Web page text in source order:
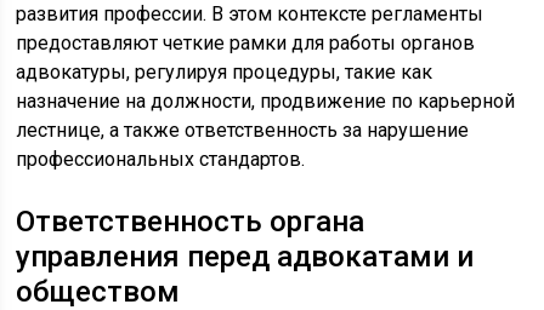
развития профессии. В этом контексте регламенты
предоставляют четкие рамки для работы органов
адвокатуры, регулируя процедуры, такие как
назначение на должности, продвижение по карьерной
лестнице, а также ответственность за нарушение
профессиональных стандартов.
Ответственность органа
управления перед адвокатами и
обществом